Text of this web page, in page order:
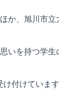
か、旭川市立
いを持つ学生
付けています